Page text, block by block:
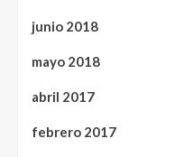
junio 2018
mayo 2018
abril 2017
febrero 2017